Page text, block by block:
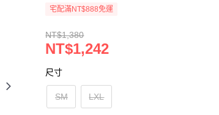
宅配滿NT$888免運
NT$1,380
NT$1,242
尺寸
SM LXL